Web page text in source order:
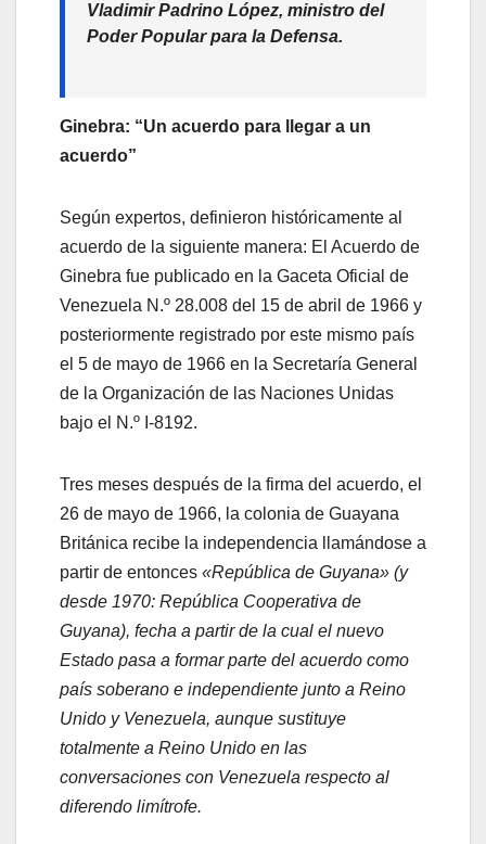
Vladimir Padrino López, ministro del
Poder Popular para la Defensa.
Ginebra: “Un acuerdo para llegar a un
acuerdo”
Según expertos, definieron históricamente al
acuerdo de la siguiente manera: El Acuerdo de
Ginebra fue publicado en la Gaceta Oficial de
Venezuela N.º 28.008 del 15 de abril de 1966 y
posteriormente registrado por este mismo país
el 5 de mayo de 1966 en la Secretaría General
de la Organización de las Naciones Unidas
bajo el N.º I-8192. ​
Tres meses después de la firma del acuerdo, el
26 de mayo de 1966, la colonia de Guayana
Británica recibe la independencia llamándose a
partir de entonces «República de Guyana» (y
desde 1970: República Cooperativa de
Guyana), fecha a partir de la cual el nuevo
Estado pasa a formar parte del acuerdo como
país soberano e independiente junto a Reino
Unido y Venezuela, aunque sustituye
totalmente a Reino Unido en las
conversaciones con Venezuela respecto al
diferendo limítrofe.